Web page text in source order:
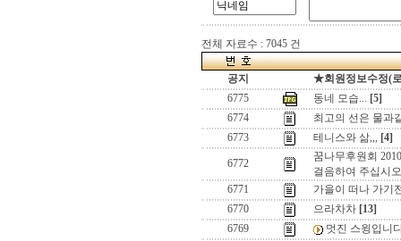
전체 자료수 : 7045 건
공지
★회원정보수정(
6775
동네 모습... [5]
6774
최고의 선은 물과
6773
테니스와 삶,,, [4]
6772
꿈나무후원회
걸음하여 주십시오
6771
가을이 떠나 가기
6770
으라차차 [13]
6769
멋진 스윙입니